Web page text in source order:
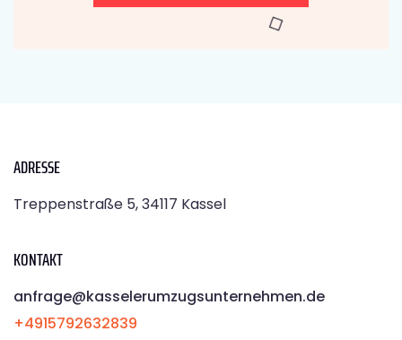
ADRESSE
Treppenstraße 5, 34117 Kassel
KONTAKT
anfrage@kasselerumzugsunternehmen.de
+4915792632839